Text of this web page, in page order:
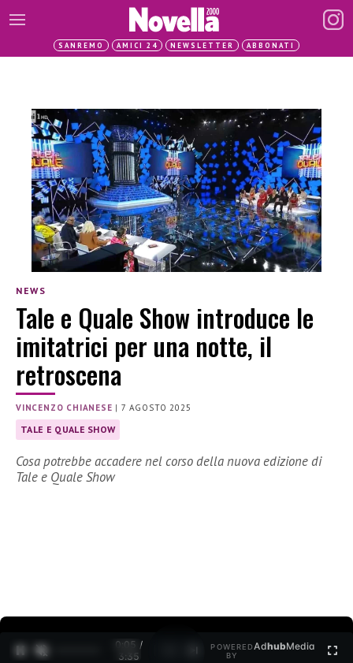
SANREMO AMICI 24 NEWSLETTER ABBONATI
NEWS
Tale e Quale Show introduce le
imitatrici per una notte, il
retroscena
VINCENZO CHIANESE |7 AGOSTO 2025
TALE E QUALE SHOW
Cosa potrebbe accadere nel corso della nuova edizione di
Tale e Quale Show
0:07 /
3:35
POWERED
BY
AdhubMedia